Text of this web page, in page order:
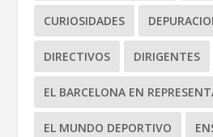
CURIOSIDADES
DIRECTIVOS DIRIGENTES
EL BARCELONA EN
EL MUNDO DEPORTIVO